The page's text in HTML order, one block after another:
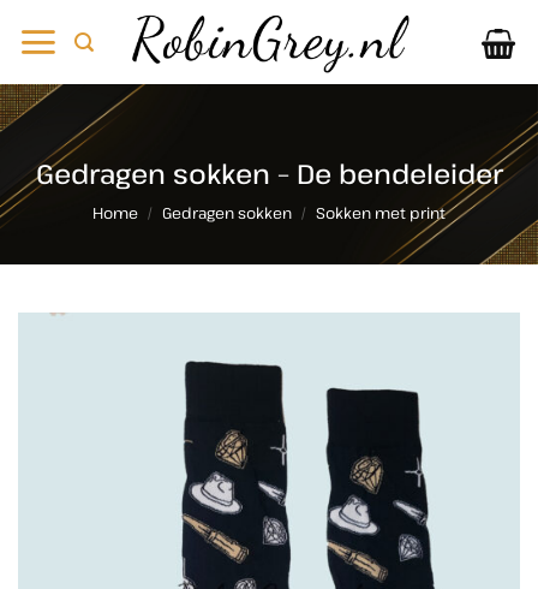
naar
Gedragen sokken – De bendeleider
Home / Gedragen sokken / Sokken met print